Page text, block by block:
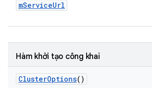
mServiceUrl
Hàm khởi tạo công khai
ClusterOptions()